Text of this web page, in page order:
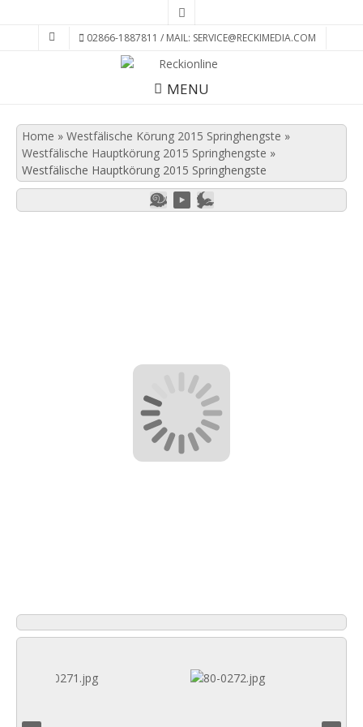
02866-1887811 / MAIL: SERVICE@RECKIMEDIA.COM
MENU
Home » Westfälische Körung 2015 Springhengste »
Westfälische Hauptkörung 2015 Springhengste »
Westfälische Hauptkörung 2015 Springhengste